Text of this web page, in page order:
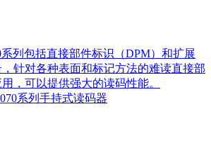
系列包括直接部件标识（DPM）和扩展
，针对各种表面和标记方法的难读直接部
，可以提供强大的读码性能。
系列手持式读码器